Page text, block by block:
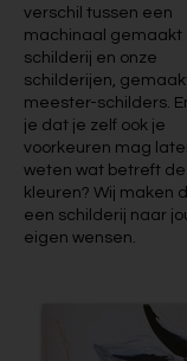
verschil tussen een
machinaal gemaakt
schilderij en onze
schilderijen,
meester-schilders.
je dat je zelf ook je
voorkeuren mag
weten wat betreft de
kleuren? Wij maken
een schilderij naar
eigen wensen.